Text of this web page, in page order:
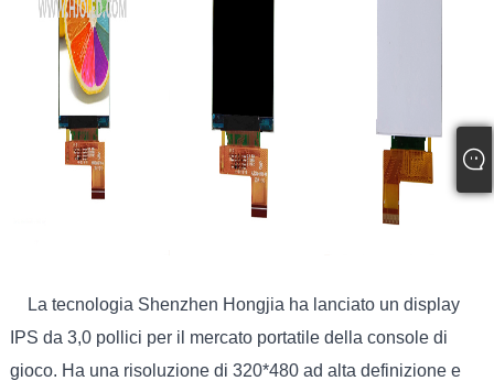
La tecnologia Shenzhen Hongjia ha lanciato un display
IPS da 3,0 pollici per il mercato portatile della console di
gioco. Ha una risoluzione di 320*480 ad alta definizione e